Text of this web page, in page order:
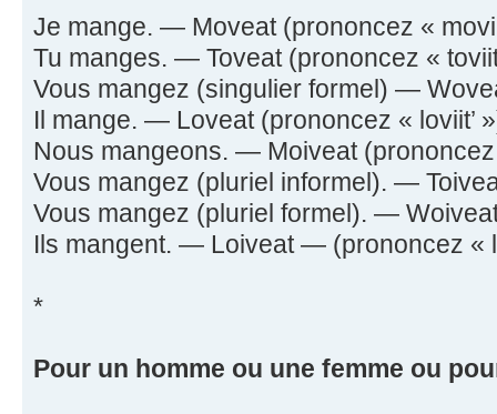
Je mange. — Moveat (prononcez «
Tu manges. — Toveat (prononcez «
Vous mangez (singulier formel) —
Il mange. — Loveat (prononcez « loviit’
Nous mangeons. — Moiveat (prononcez
Vous mangez (pluriel informel). —
Vous mangez (pluriel formel). —
Ils mangent. — Loiveat — (prononcez «
*
Pour un homme ou une femme ou